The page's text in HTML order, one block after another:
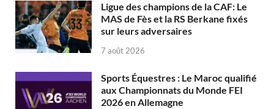
Ligue des champions de la CAF: Le
MAS de Fès et la RS Berkane fixés
sur leurs adversaires
7 août 2026
Sports Équestres : Le Maroc qualifié
aux Championnats du Monde FEI
2026 en Allemagne